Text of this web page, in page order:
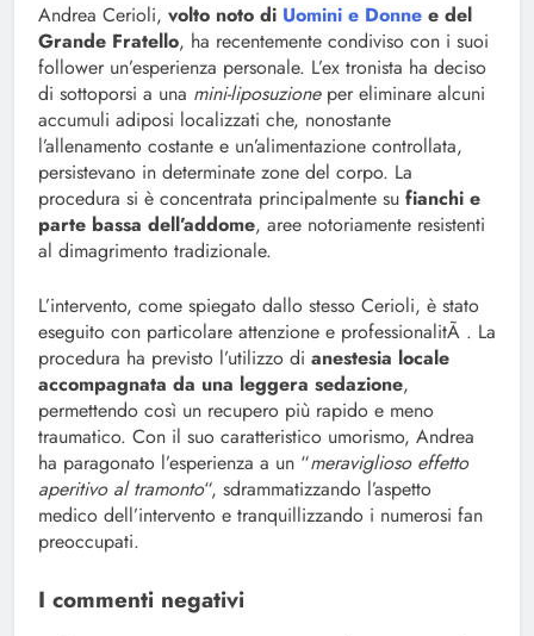
Andrea Cerioli, volto noto di Uomini e Donne e del
Grande Fratello, ha recentemente condiviso con i suoi
follower un’esperienza personale. L’ex tronista ha deciso
di sottoporsi a una mini-liposuzioneper eliminare alcuni
accumuli adiposi localizzati che, nonostante
l’allenamento costante e un’alimentazione controllata,
persistevano in determinate zone del corpo. La
procedura si è concentrata principalmente su fianchi e
parte bassa dell’addome, aree notoriamente resistenti
al dimagrimento tradizionale.
L’intervento, come spiegato dallo stesso Cerioli, è stato
eseguito con particolare attenzione e professionalitÃ . La
procedura ha previsto l’utilizzo di anestesia locale
accompagnata da una leggera sedazione,
permettendo così un recupero più rapido e meno
traumatico. Con il suo caratteristico umorismo, Andrea
ha paragonato l’esperienza a un “meraviglioso effetto
aperitivo al tramonto“, sdrammatizzando l’aspetto
medico dell’intervento e tranquillizzando i numerosi fan
preoccupati.
I commenti negativi